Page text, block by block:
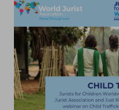
la organización de